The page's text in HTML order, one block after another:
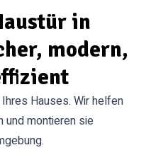
in
modern,
Hauses. Wir helfen
und montieren sie